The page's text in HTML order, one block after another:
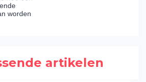
worden
artikelen